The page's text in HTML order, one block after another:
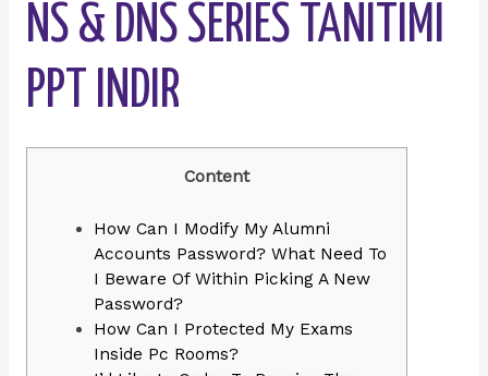
NS & DNS SERIES TANITIMI
PPT INDIR
Content
How Can I Modify My Alumni
Accounts Password? What Need To
I Beware Of Within Picking A New
Password?
How Can I Protected My Exams
Inside Pc Rooms?